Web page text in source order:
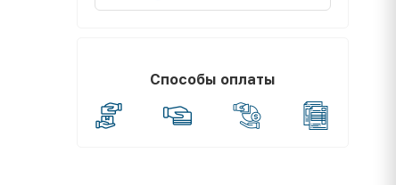
Способы оплаты